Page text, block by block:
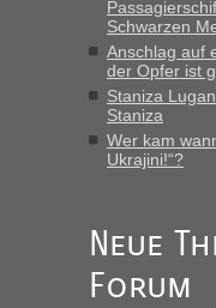
Verbindung von
Recht, Visa
gebrauchter Kleidung
„Vielen Dank, mit
gab es keine Probleme“
fast 11 Milliarden
„Am besten wäre
Alleinreisende Männer
Schwarzen
Anschlag auf
der Opfer ist
Staniza
Staniza
Wer kam
Ukrajini!“?
Neue
Forum